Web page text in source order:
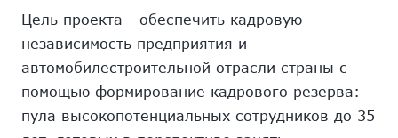
Цель проекта - обеспечить кадровую
независимость предприятия и
автомобилестроительной отрасли страны с
помощью формирование кадрового резерва:
пула высокопотенциальных сотрудников до 35